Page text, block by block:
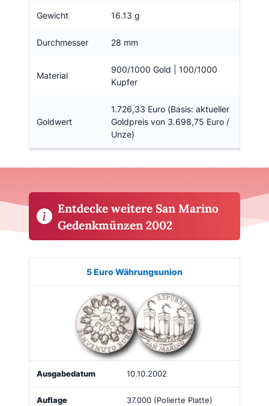
Gewicht 16.13 g
Durchmesser 28 mm
Material
900/1000 Gold | 100/1000
Kupfer
Goldwert
1.726,33 Euro (Basis: aktueller
Goldpreis von 3.698,75 Euro /
Unze)
Entdecke weitere San Marino
Gedenkmünzen 2002
Bild Ausgabe Auflage
5 Euro Währungsunion
10.10.2002
37.000 (Polierte Platte)